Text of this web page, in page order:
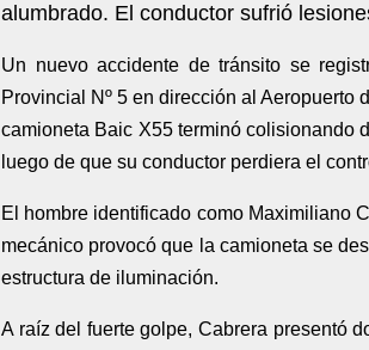
alumbrado. El conductor sufrió
Un nuevo accidente de tránsito se
Provincial Nº 5 en dirección al Aeropuerto
camioneta Baic X55 terminó colisionando
luego de que su conductor perdiera el
El hombre identificado como Maximiliano
mecánico provocó que la camioneta se
estructura de iluminación.
A raíz del fuerte golpe, Cabrera presentó